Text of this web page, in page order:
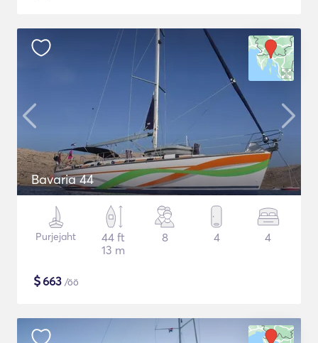
Bavaria 44
Purjejaht
44 ft
13 m
8 4 4
$663 /öö